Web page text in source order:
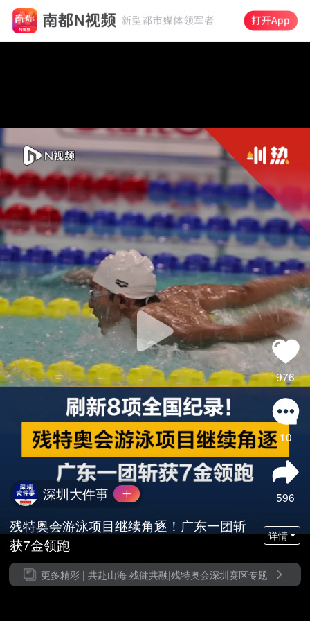
976
10
596
深圳大件事
残特奥会游泳项目继续角逐！广东一团斩
获7金领跑
详情
更多精彩 | 共赴山海 残健共融|残特奥会深圳赛区专题